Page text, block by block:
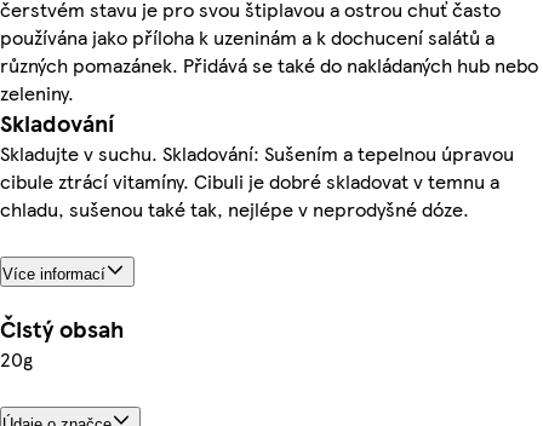
čerstvém stavu je pro svou štiplavou a ostrou chuť často
používána jako příloha k uzeninám a k dochucení salátů a
různých pomazánek. Přidává se také do nakládaných hub nebo
zeleniny.
Skladování
Skladujte v suchu. Skladování: Sušením a tepelnou úpravou
cibule ztrácí vitamíny. Cibuli je dobré skladovat v temnu a
chladu, sušenou také tak, nejlépe v neprodyšné dóze.
Více informací
Čistý obsah
20g